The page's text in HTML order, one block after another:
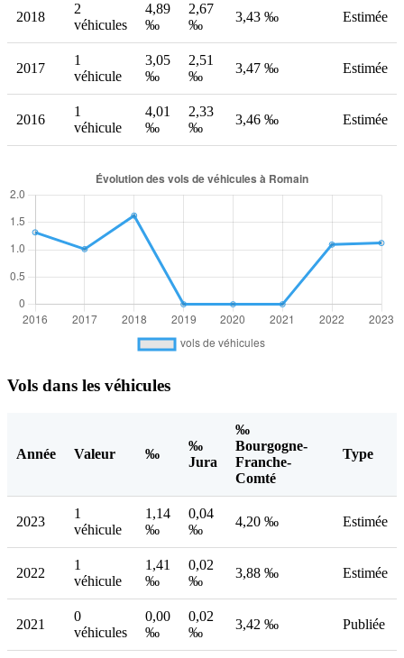
2018
2
véhicules
4,89
‰
2,67
‰
3,43 ‰ Estimée
2017
1
véhicule
3,05
‰
2,51
‰
3,47 ‰ Estimée
2016
1
véhicule
4,01
‰
2,33
‰
3,46 ‰ Estimée
Vols dans les véhicules
Année Valeur ‰
‰
Jura
‰
Bourgogne-
Franche-
Comté
Type
2023
1
véhicule
1,14
‰
0,04
‰
4,20 ‰ Estimée
2022
1
véhicule
1,41
‰
0,02
‰
3,88 ‰ Estimée
2021
0
véhicules
0,00
‰
0,02
‰
3,42 ‰ Publiée